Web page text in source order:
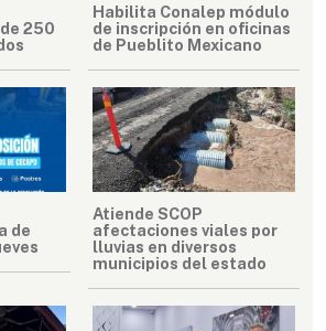
250
Habilita Conalep módulo
de inscripción en oficinas
de Pueblito Mexicano
de
Atiende SCOP
afectaciones viales por
lluvias en diversos
municipios del estado